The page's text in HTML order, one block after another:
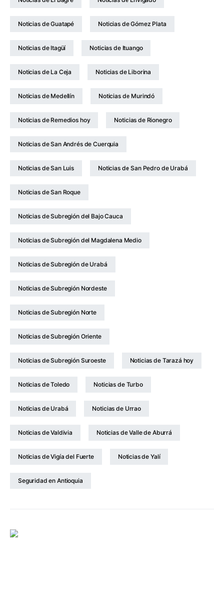
Noticias de Guatapé Noticias de Gómez Plata
Noticias de Itagüí Noticias de Ituango
Noticias de La Ceja Noticias de Liborina
Noticias de Medellín Noticias de Murindó
Noticias de Remedios hoy Noticias de Rionegro
Noticias de San Andrés de Cuerquia
Noticias de San Luis Noticias de San Pedro de Urabá
Noticias de San Roque
Noticias de Subregión del Bajo Cauca
Noticias de Subregión del Magdalena Medio
Noticias de Subregión de Urabá
Noticias de Subregión Nordeste
Noticias de Subregión Norte
Noticias de Subregión Oriente
Noticias de Subregión Suroeste Noticias de Tarazá hoy
Noticias de Toledo Noticias de Turbo
Noticias de Urabá Noticias de Urrao
Noticias de Valdivia Noticias de Valle de Aburrá
Noticias de Vigía del Fuerte Noticias de Yalí
Seguridad en Antioquia